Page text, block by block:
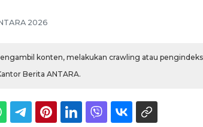
2026
konten, melakukan crawling atau
Berita ANTARA.